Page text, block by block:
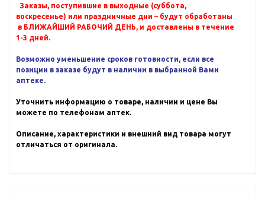
Заказы, поступившие в выходные (суббота,
воскресенье) или праздничные дни – будут обработаны
в БЛИЖАЙШИЙ РАБОЧИЙ ДЕНЬ, и доставлены в течение
1-3 дней.
Возможно уменьшение сроков готовности, если все
позиции в заказе будут в наличии в выбранной Вами
аптеке.
Уточнить информацию о товаре, наличии и цене Вы
можете по телефонам аптек.
Описание, характеристики и внешний вид товара могут
отличаться от оригинала.